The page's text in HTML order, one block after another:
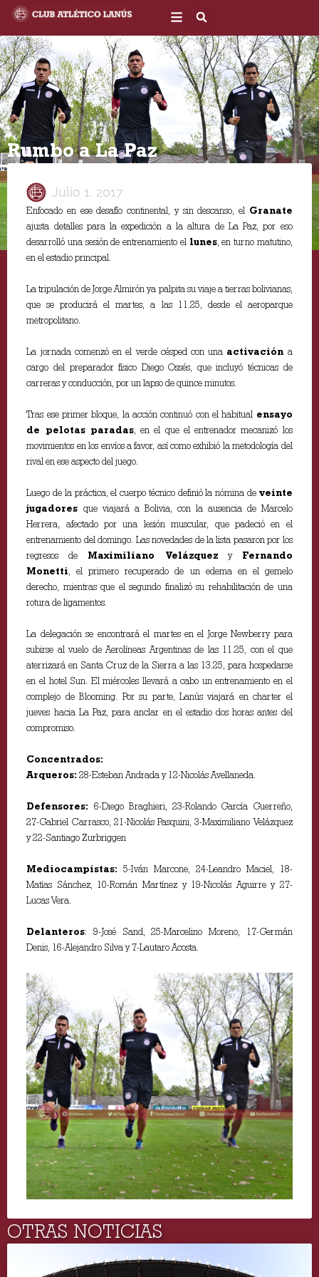
contenido
Rumbo a La Paz
Julio 1, 2017
Enfocado en ese desafío continental, y sin descanso, el Granate
ajusta detalles para la expedición a la altura de La Paz, por eso
desarrolló una sesión de entrenamiento el lunes, en turno matutino,
en el estadio principal.
La tripulación de Jorge Almirón ya palpita su viaje a tierras bolivianas,
que se producirá el martes, a las 11.25, desde el aeroparque
metropolitano.
La jornada comenzó en el verde césped con una activación a
cargo del preparador físico Diego Ossés, que incluyó técnicas de
carreras y conducción, por un lapso de quince minutos.
Tras ese primer bloque, la acción continuó con el habitual ensayo
de pelotas paradas, en el que el entrenador mecanizó los
movimientos en los envíos a favor, así como exhibió la metodología del
rival en ese aspecto del juego.
Luego de la práctica, el cuerpo técnico definió la nómina de veinte
jugadoresque viajará a Bolivia, con la ausencia de Marcelo
Herrera, afectado por una lesión muscular, que padeció en el
entrenamiento del domingo. Las novedades de la lista pasaron por los
regresos de Maximiliano Velázquezy Fernando
Monetti, el primero recuperado de un edema en el gemelo
derecho, mientras que el segundo finalizó su rehabilitación de una
rotura de ligamentos.
La delegación se encontrará el martes en el Jorge Newberry para
subirse al vuelo de Aerolíneas Argentinas de las 11.25, con el que
aterrizará en Santa Cruz de la Sierra a las 13.25, para hospedarse
en el hotel Sun. El miércoles llevará a cabo un entrenamiento en el
complejo de Blooming. Por su parte, Lanús viajará en charter el
jueves hacia La Paz, para anclar en el estadio dos horas antes del
compromiso.
Concentrados:
Arqueros: 28-Esteban Andrada y 12-Nicolás Avellaneda.
Defensores: 6-Diego Braghieri, 23-Rolando García Guerreño,
27-Gabriel Carrasco, 21-Nicolás Pasquini, 3-Maximiliano Velázquez
y 22-Santiago Zurbriggen
Mediocampistas: 5-Iván Marcone, 24-Leandro Maciel, 18-
Matías Sánchez, 10-Román Martínez y 19-Nicolás Aguirre y 27-
Lucas Vera.
Delanteros: 9-José Sand, 25-Marcelino Moreno, 17-Germán
Denis, 16-Alejandro Silva y 7-Lautaro Acosta.
OTRAS NOTICIAS